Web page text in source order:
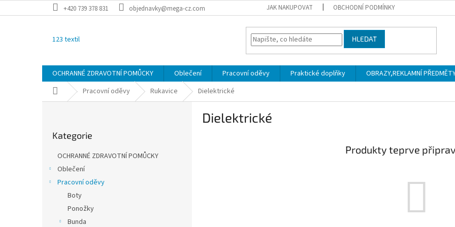
na
+420 739 378 831 objednavky@mega-cz.com JAK NAKUPOVAT OBCHODNÍ PODMÍNKY
123 textil HLEDAT
OCHRANNÉ ZDRAVOTNÍ POMŮCKY Oblečení Pracovní oděvy Praktické doplňky OBRAZY,REKLAMNÍ
Domů Pracovní oděvy Rukavice Dielektrické
kategorie
Kategorie
OCHRANNÉ ZDRAVOTNÍ POMŮCKY
Oblečení
Pracovní oděvy
Boty
Ponožky
Bunda
Dielektrické
Produkty teprve